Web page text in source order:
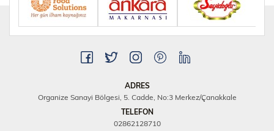
ADRES
Organize Sanayi Bölgesi, 5. Cadde, No:3 Merkez/Çanakkale
TELEFON
02862128710